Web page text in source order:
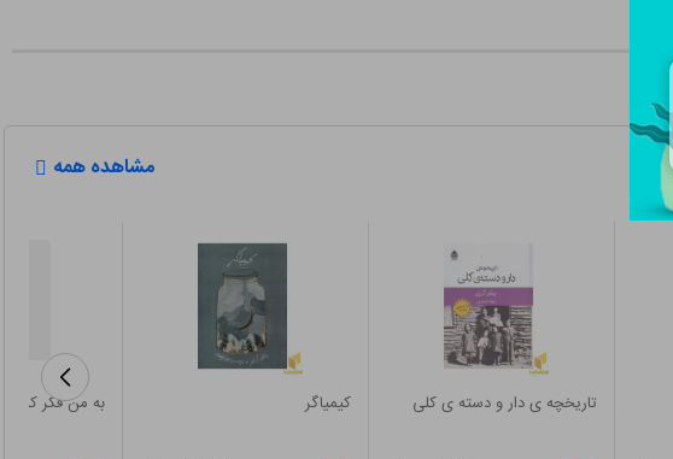
مشاهده همه
تاریخچه ی دار و دسته ی کلی کیمیاگر به من فکر کن